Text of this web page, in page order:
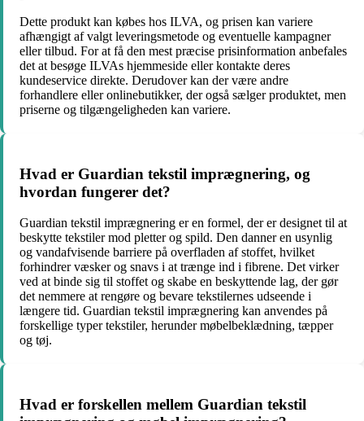
Dette produkt kan købes hos ILVA, og prisen kan variere
afhængigt af valgt leveringsmetode og eventuelle kampagner
eller tilbud. For at få den mest præcise prisinformation anbefales
det at besøge ILVAs hjemmeside eller kontakte deres
kundeservice direkte. Derudover kan der være andre
forhandlere eller onlinebutikker, der også sælger produktet, men
priserne og tilgængeligheden kan variere.
Hvad er Guardian tekstil imprægnering, og
hvordan fungerer det?
Guardian tekstil imprægnering er en formel, der er designet til at
beskytte tekstiler mod pletter og spild. Den danner en usynlig
og vandafvisende barriere på overfladen af stoffet, hvilket
forhindrer væsker og snavs i at trænge ind i fibrene. Det virker
ved at binde sig til stoffet og skabe en beskyttende lag, der gør
det nemmere at rengøre og bevare tekstilernes udseende i
længere tid. Guardian tekstil imprægnering kan anvendes på
forskellige typer tekstiler, herunder møbelbeklædning, tæpper
og tøj.
Hvad er forskellen mellem Guardian tekstil